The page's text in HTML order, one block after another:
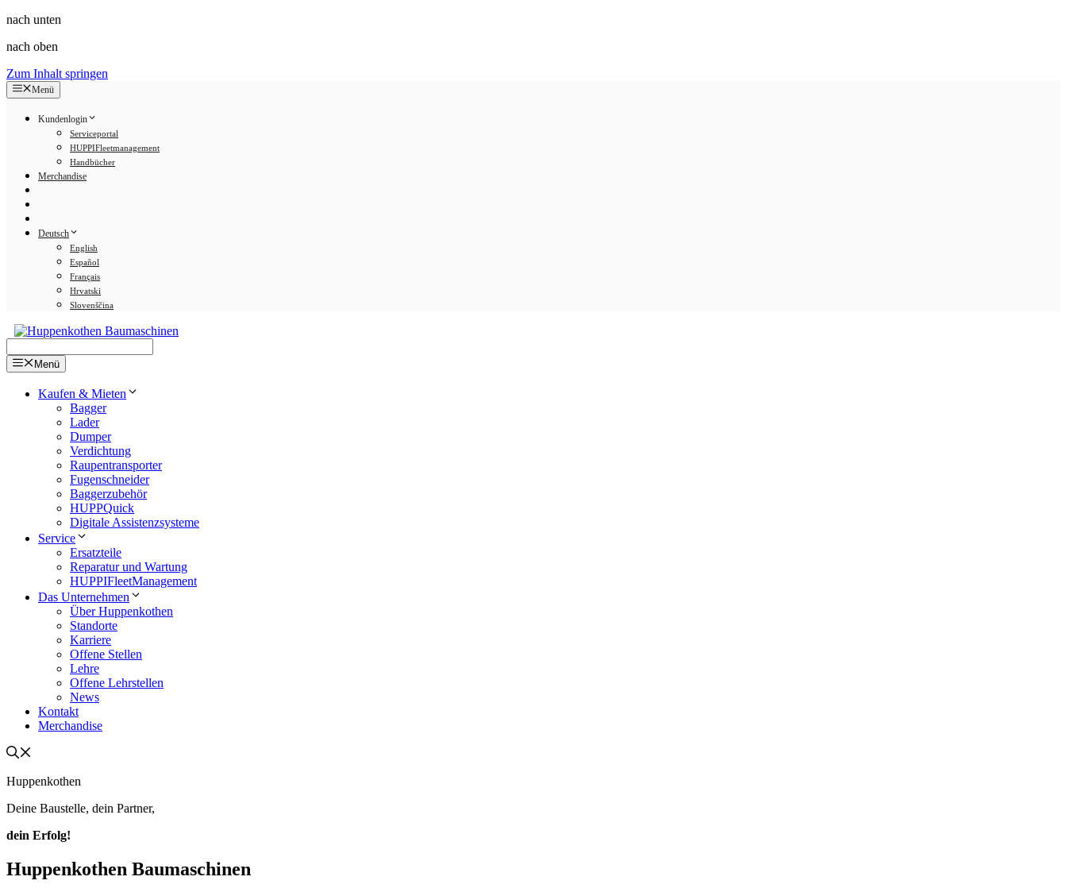
nach unten
nach oben
Zum Inhalt springen
Menü
Kundenlogin
Serviceportal
HUPPIFleetmanagement
Handbücher
Merchandise
Deutsch
English
Español
Français
Hrvatski
Slovenščina
Menü
Kaufen & Mieten
Bagger
Lader
Dumper
Verdichtung
Raupentransporter
Fugenschneider
Baggerzubehör
HUPPQuick
Digitale Assistenzsysteme
Service
Ersatzteile
Reparatur und Wartung
HUPPIFleetManagement
Das Unternehmen
Über Huppenkothen
Standorte
Karriere
Offene Stellen
Lehre
Offene Lehrstellen
News
Kontakt
Merchandise
Huppenkothen
Deine Baustelle, dein Partner,
dein Erfolg!
Huppenkothen Baumaschinen